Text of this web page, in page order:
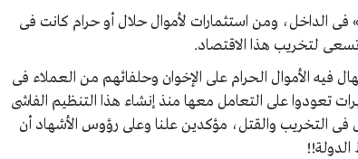
الداخل، ومن استثمارات لأموال حلال أو حرام كانت فى
لتخريب هذا الاقتصاد.
فيه الأموال الحرام على الإخوان وحلفائهم من العملاء فى
تعودوا على التعامل معها منذ إنشاء هذا التنظيم الفاشى
فى التخريب والقتل، مؤكدين علنا وعلى رؤوس الأشهاد أن